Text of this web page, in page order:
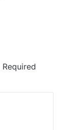
Required